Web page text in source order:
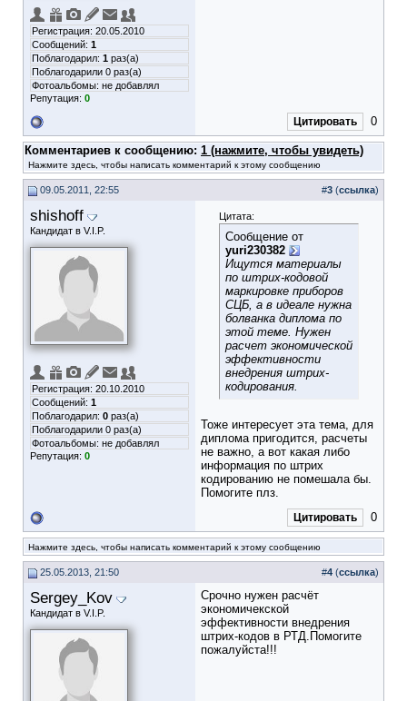
Регистрация: 20.05.2010
Сообщений: 1
Поблагодарил: 1 раз(а)
Поблагодарили 0 раз(а)
Фотоальбомы: не добавлял
Репутация: 0
Цитировать 0
Комментариев к сообщению: 1 (нажмите, чтобы увидеть)
Нажмите здесь, чтобы написать комментарий к этому сообщению
09.05.2011, 22:55 #3 (ссылка)
shishoff
Кандидат в V.I.P.
Регистрация: 20.10.2010
Сообщений: 1
Поблагодарил: 0 раз(а)
Поблагодарили 0 раз(а)
Фотоальбомы: не добавлял
Репутация: 0
Цитата:
Сообщение от
yuri230382
Ищутся материалы
по штрих-кодовой
маркировке приборов
СЦБ, а в идеале нужна
болванка диплома по
этой теме. Нужен
расчет экономической
эффективности
внедрения штрих-
кодирования.
Тоже интересует эта тема, для
диплома пригодится, расчеты
не важно, а вот какая либо
информация по штрих
кодированию не помешала бы.
Помогите плз.
Цитировать 0
Нажмите здесь, чтобы написать комментарий к этому сообщению
25.05.2013, 21:50 #4 (ссылка)
Sergey_Kov
Кандидат в V.I.P.
Срочно нужен расчёт
экономичекской
эффективности внедрения
штрих-кодов в РТД.Помогите
пожалуйста!!!